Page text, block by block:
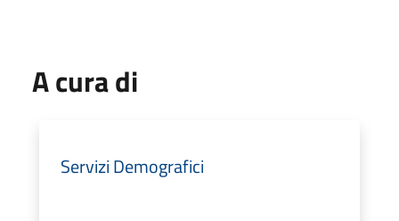
A cura di
Servizi Demografici